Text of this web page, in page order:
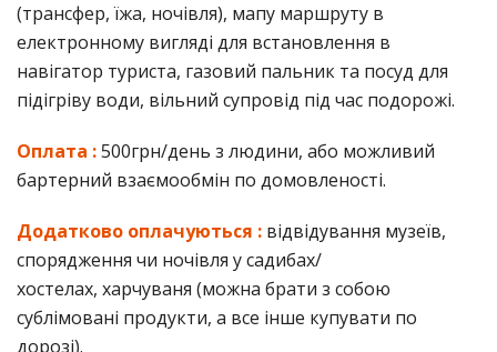
(трансфер, їжа, ночівля), мапу маршруту в
електронному вигляді для встановлення в
навігатор туриста, газовий пальник та посуд для
підігріву води, вільний супровід під час подорожі.
Оплата :500грн/день з людини, або можливий
бартерний взаємообмін по домовленості.
Додатково оплачуються : відвідування музеїв,
спорядження чи ночівля у садибах/
хостелах, харчуваня (можна брати з собою
сублімовані продукти, а все інше купувати по
дорозі).